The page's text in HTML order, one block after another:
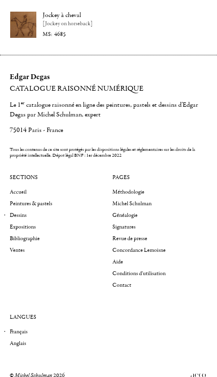
Jockey à cheval
[Jockey on horseback]
4685
Edgar Degas
CATALOGUE RAISONNÉ NUMÉRIQUE
Le 1er catalogue raisonné en ligne des peintures, pastels et dessins d'Edgar
Degas par Michel Schulman, expert
75014 Paris - France
Tous les contenus de ce site sont protégés par les dispositions légales et réglementaires sur les droits de la
propriété intellectuelle.Dépot légal BNF : 1er décembre 2022
SECTIONS
Accueil
Peintures & pastels
Dessins
Expositions
Bibliographie
Ventes
PAGES
Méthodologie
Michel Schulman
Généalogie
Signatures
Revue de presse
Concordance Lemoisne
Aide
Conditions d'utilisation
Contact
LANGUES
Français
Anglais
© 2026